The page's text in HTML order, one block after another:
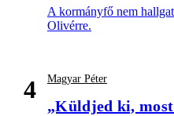
A kormányfő nem
Olivérre.
4 Magyar Péter
„Küldjed ki,